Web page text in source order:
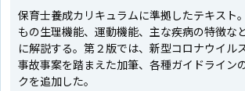
保育士養成カリキュラムに準拠したテキスト
もの生理機能、運動機能、主な疾病の特徴な
に解説する。第２版では、新型コロナウイル
事故事案を踏まえた加筆、各種ガイドライン
クを追加した。